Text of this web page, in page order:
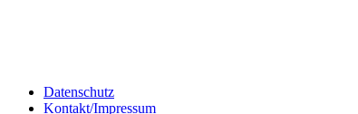
Datenschutz
Kontakt/Impressum